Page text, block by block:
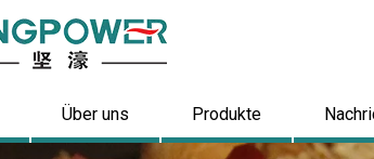
Über uns Produkte